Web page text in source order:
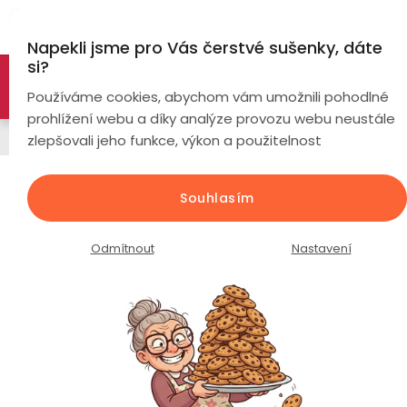
Napekli jsme pro Vás čerstvé sušenky, dáte
si?
Používáme cookies, abychom vám umožnili pohodlné
prohlížení webu a díky analýze provozu webu neustále
zlepšovali jeho funkce, výkon a použitelnost
Nastavení
Odmítnout
Souhlasím
obsah
🚀 Nové modely DRONŮ 🚀
-26%
PROZKOUMAT NABÍDKU
náramky
Chytré
podle
Dámské
Chytré
sluchátka
Řemínky
Silikonový řemínek šířka 22mm /
světle fialová Lila
Průměrné
1 hodnoceníPodrobnosti hodnocení